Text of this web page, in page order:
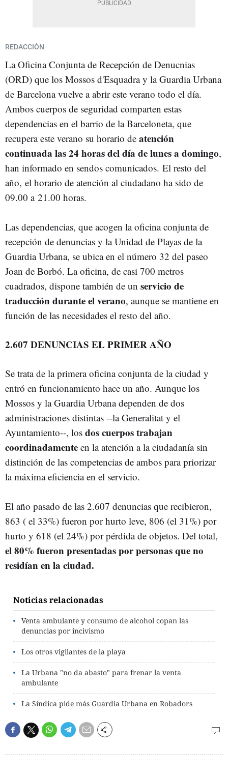
REDACCIÓN
La Oficina Conjunta de Recepción de Denucnias
(ORD) que los Mossos d'Esquadra y la Guardia Urbana
de Barcelona vuelve a abrir este verano todo el día.
Ambos cuerpos de seguridad comparten estas
dependencias en el barrio de la Barceloneta, que
recupera este verano su horario de atención
continuada las 24 horas del día de lunes a domingo,
han informado en sendos comunicados. El resto del
año, el horario de atención al ciudadano ha sido de
09.00 a 21.00 horas.
Las dependencias, que acogen la oficina conjunta de
recepción de denuncias y la Unidad de Playas de la
Guardia Urbana, se ubica en el número 32 del paseo
Joan de Borbó. La oficina, de casi 700 metros
cuadrados, dispone también de un servicio de
traducción durante el verano, aunque se mantiene en
función de las necesidades el resto del año.
2.607 DENUNCIAS EL PRIMER AÑO
Se trata de la primera oficina conjunta de la ciudad y
entró en funcionamiento hace un año. Aunque los
Mossos y la Guardia Urbana dependen de dos
administraciones distintas --la Generalitat y el
Ayuntamiento--, los dos cuerpos trabajan
coordinadamente en la atención a la ciudadanía sin
distinción de las competencias de ambos para priorizar
la máxima eficiencia en el servicio.
El año pasado de las 2.607 denuncias que recibieron,
863 ( el 33%) fueron por hurto leve, 806 (el 31%) por
hurto y 618 (el 24%) por pérdida de objetos. Del total,
el 80% fueron presentadas por personas que no
residían en la ciudad.
Noticias relacionadas
Venta ambulante y consumo de alcohol copan las
denuncias por incivismo
Los otros vigilantes de la playa
La Urbana "no da abasto" para frenar la venta
ambulante
La Síndica pide más Guardia Urbana en Robadors